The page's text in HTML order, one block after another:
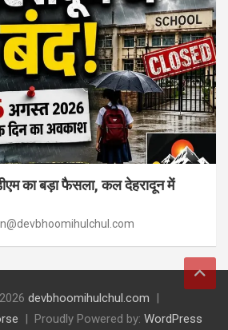
का बड़ा फैसला, कल देहरादून में
devbhoomihulchul.com
Proudly Powered by: WordPress